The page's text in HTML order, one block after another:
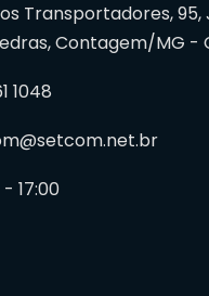
Transportadores, 95,
Contagem/MG -
1048
17:00